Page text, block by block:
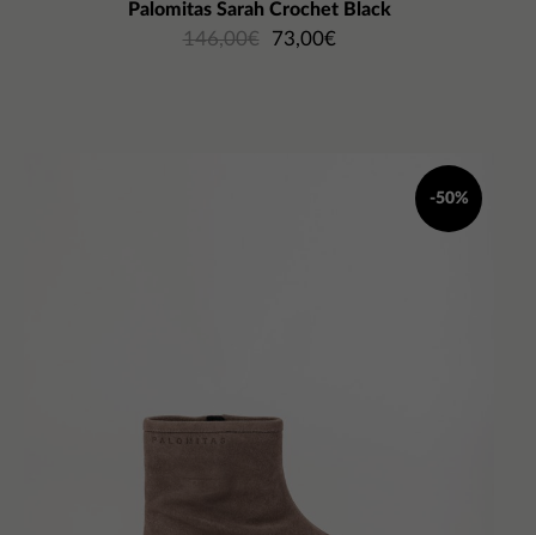
Palomitas Sarah Crochet Black
146,00€ 73,00€
-50%